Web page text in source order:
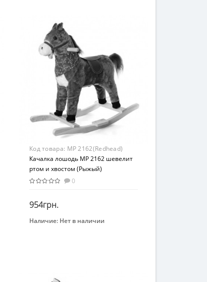
Материал
Пластик
Код товара: MP 2162(Redhead)
Качалка лошодь MP 2162 шевелит
ртом и хвостом (Рыжый)
0
954грн.
Закончился
Наличие: Нет в наличии